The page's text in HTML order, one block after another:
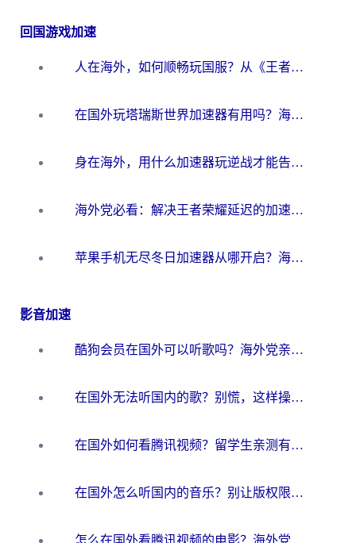
回国游戏加速
人在海外，如何顺畅玩国服？从《王者荣耀》到《云图计划》的加速器终极指南
在国外玩塔瑞斯世界加速器有用吗？海外玩家亲测后的真实答案
身在海外，用什么加速器玩逆战才能告别延迟？
海外党必看：解决王者荣耀延迟的加速器终极指南——从EVE到猫和老鼠，一个工具全搞定
苹果手机无尽冬日加速器从哪开启？海外玩家的冬日生存指南
影音加速
酷狗会员在国外可以听歌吗？海外党亲测有效：3步解决音乐权限难题
在国外无法听国内的歌？别慌，这样操作就能畅听QQ音乐（附亲测加速器推荐）
在国外如何看腾讯视频？留学生亲测有效的回国加速方案
在国外怎么听国内的音乐？别让版权限制断了你的华语歌单